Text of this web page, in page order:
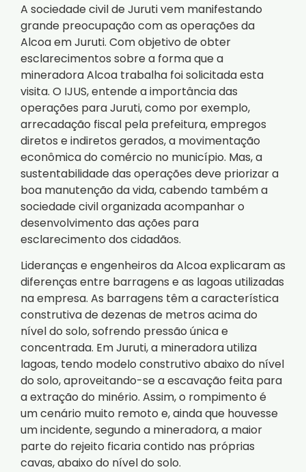
A sociedade civil de Juruti vem manifestando
grande preocupação com as operações da
Alcoa em Juruti. Com objetivo de obter
esclarecimentos sobre a forma que a
mineradora Alcoa trabalha foi solicitada esta
visita. O IJUS, entende a importância das
operações para Juruti, como por exemplo,
arrecadação fiscal pela prefeitura, empregos
diretos e indiretos gerados, a movimentação
econômica do comércio no município. Mas, a
sustentabilidade das operações deve priorizar a
boa manutenção da vida, cabendo também a
sociedade civil organizada acompanhar o
desenvolvimento das ações para
esclarecimento dos cidadãos.
Lideranças e engenheiros da Alcoa explicaram as
diferenças entre barragens e as lagoas utilizadas
na empresa. As barragens têm a característica
construtiva de dezenas de metros acima do
nível do solo, sofrendo pressão única e
concentrada. Em Juruti, a mineradora utiliza
lagoas, tendo modelo construtivo abaixo do nível
do solo, aproveitando-se a escavação feita para
a extração do minério. Assim, o rompimento é
um cenário muito remoto e, ainda que houvesse
um incidente, segundo a mineradora, a maior
parte do rejeito ficaria contido nas próprias
cavas, abaixo do nível do solo.